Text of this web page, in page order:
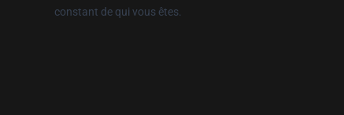
constant de qui vous êtes.